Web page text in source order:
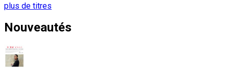
plus de titres
Nouveautés